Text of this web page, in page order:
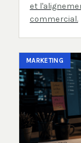
et
commercial.
MARKETING